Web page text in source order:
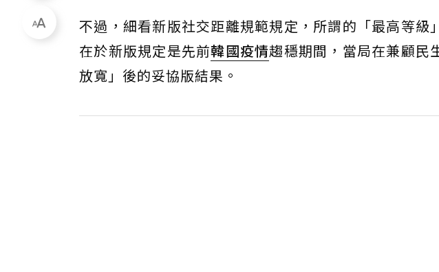
不過，細看新版社交距離規範規定，所謂的「最高等級
在於新版規定是先前韓國疫情趨穩期間，當局在兼顧民
放寬」後的妥協版結果。